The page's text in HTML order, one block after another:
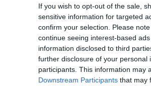
If you wish to opt-out of the sale,
sensitive information for targeted
confirm your selection. Please
continue seeing interest-based
information disclosed to third
further disclosure of your personal
participants. This information may
Downstream Participants that may
Protest